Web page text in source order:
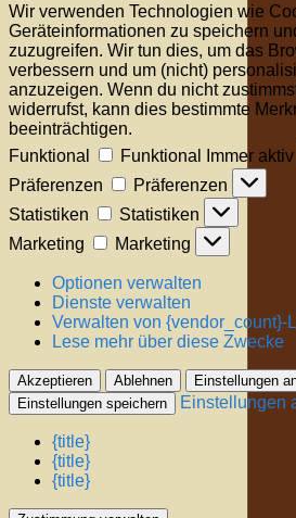
Wir verwenden Technologien wie
Geräteinformationen zu speichern
zuzugreifen. Wir tun dies, um das
verbessern und um (nicht)
anzuzeigen. Wenn du nicht
widerrufst, kann dies bestimmte
beeinträchtigen.
Funktional
Funktional
Immer aktiv
Präferenzen
Präferenzen
Statistiken
Statistiken
Marketing
Marketing
Optionen verwalten
Dienste verwalten
Verwalten von {vendor_count}-
Lese mehr über diese Zwecke
Akzeptieren Ablehnen
Einstellungen
Einstellungen speichern
Einstellungen
{title}
{title}
{title}